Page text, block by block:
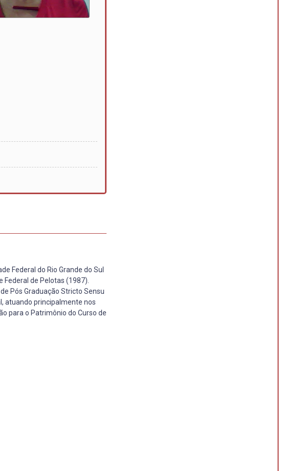
Federal do Rio Grande do Sul
de Pelotas (1987).
Pós Graduação Stricto Sensu
atuando principalmente nos
para o Patrimônio do Curso de